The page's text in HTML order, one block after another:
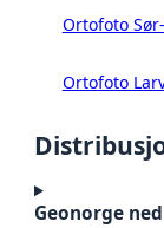
Ortofoto
Ortofoto
Geonorge